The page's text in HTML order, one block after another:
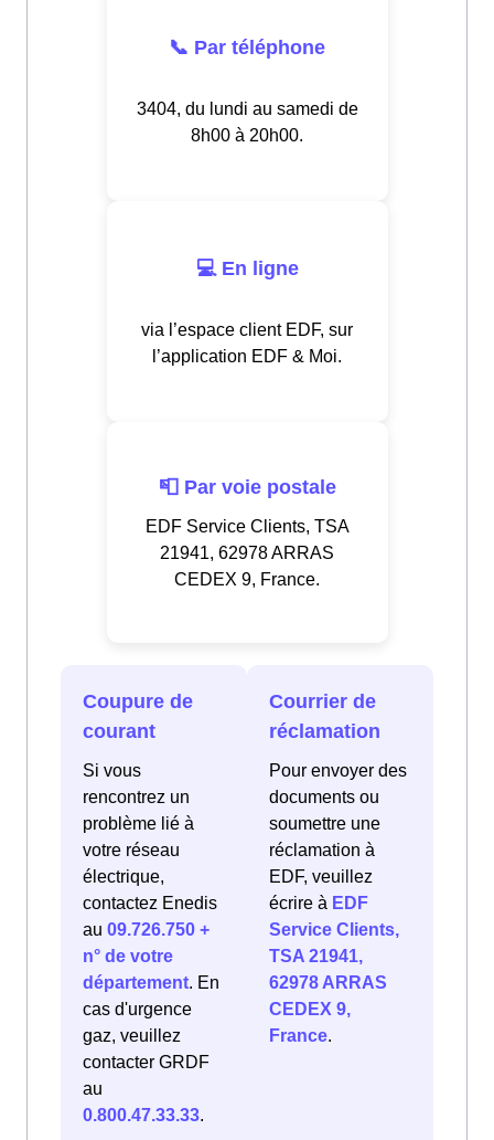
📞 Par téléphone
3404, du lundi au samedi de
8h00 à 20h00.
💻 En ligne
via l’espace client EDF, sur
l’application EDF & Moi.
📮 Par voie postale
EDF Service Clients, TSA
21941, 62978 ARRAS
CEDEX 9, France.
Coupure de
courant
Si vous
rencontrez un
problème lié à
votre réseau
électrique,
contactez Enedis
au 09.726.750 +
n° de votre
département. En
cas d'urgence
gaz, veuillez
contacter GRDF
au
0.800.47.33.33.
Courrier de
réclamation
Pour envoyer des
documents ou
soumettre une
réclamation à
EDF, veuillez
écrire à EDF
Service Clients,
TSA 21941,
62978 ARRAS
CEDEX 9,
France.